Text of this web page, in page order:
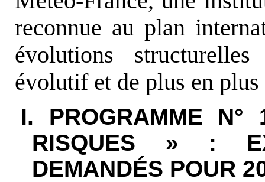
reconnue au plan
évolutions
évolutif et de plus en
I. PROGRAMME N°
RISQUES » :
DEMANDÉS POUR